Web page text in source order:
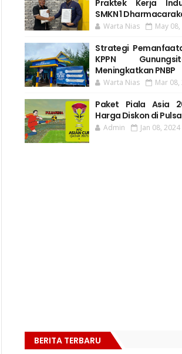
Praktek Kerja
SMKN 1
Warta Nias May
Strategi
KPPN
Meningkatkan PNBP
Warta Nias Mar 08,
Paket Piala Asia
Harga Diskon di
Admin Jan 08, 2024
BERITA TERBARU